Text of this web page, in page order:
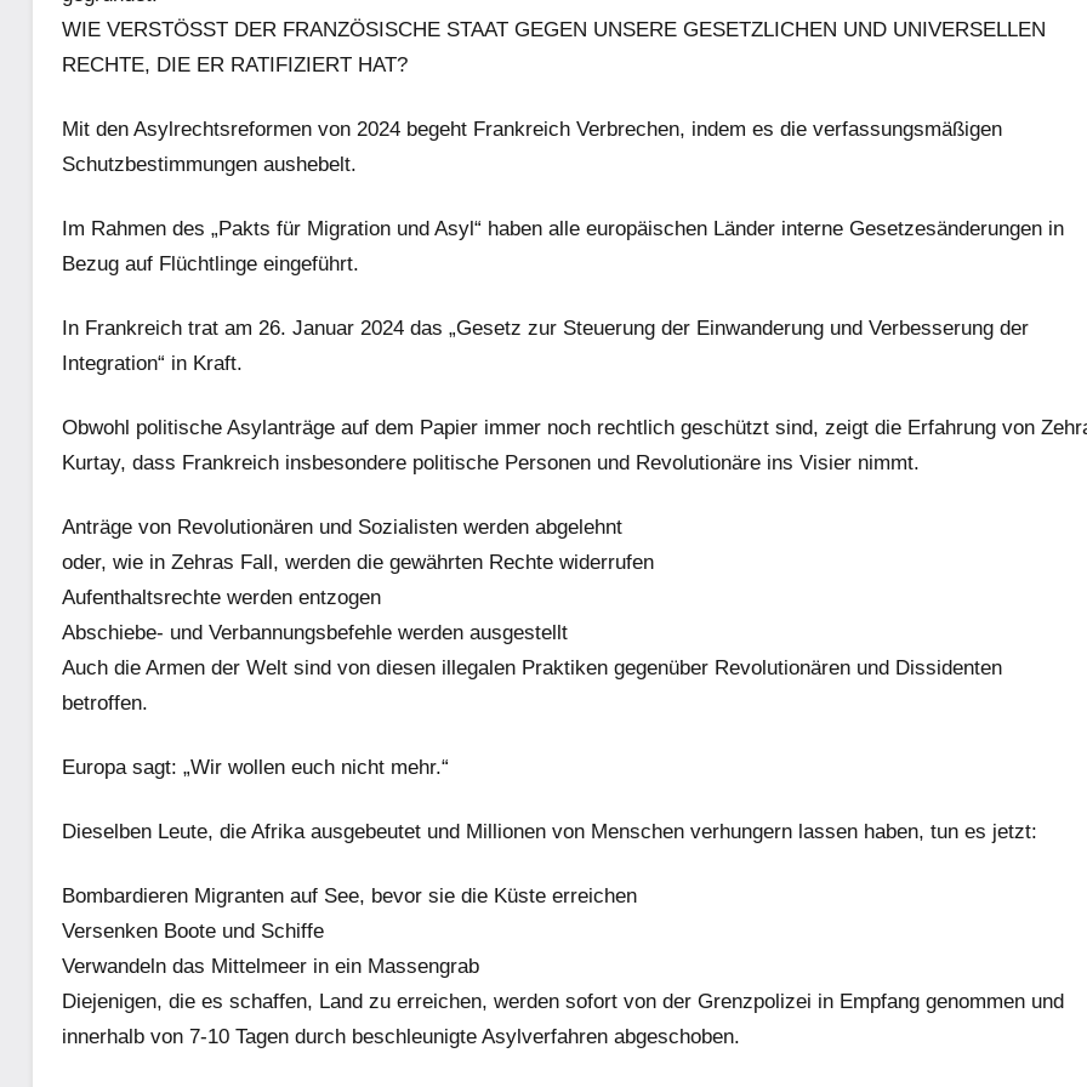
WIE VERSTÖSST DER FRANZÖSISCHE STAAT GEGEN UNSERE GESETZLICHEN UND UNIVERSELLEN
RECHTE, DIE ER RATIFIZIERT HAT?
Mit den Asylrechtsreformen von 2024 begeht Frankreich Verbrechen, indem es die verfassungsmäßigen
Schutzbestimmungen aushebelt.
Im Rahmen des „Pakts für Migration und Asyl“ haben alle europäischen Länder interne Gesetzesänderungen in
Bezug auf Flüchtlinge eingeführt.
In Frankreich trat am 26. Januar 2024 das „Gesetz zur Steuerung der Einwanderung und Verbesserung der
Integration“ in Kraft.
Obwohl politische Asylanträge auf dem Papier immer noch rechtlich geschützt sind, zeigt die Erfahrung von
Kurtay, dass Frankreich insbesondere politische Personen und Revolutionäre ins Visier nimmt.
Anträge von Revolutionären und Sozialisten werden abgelehnt
oder, wie in Zehras Fall, werden die gewährten Rechte widerrufen
Aufenthaltsrechte werden entzogen
Abschiebe- und Verbannungsbefehle werden ausgestellt
Auch die Armen der Welt sind von diesen illegalen Praktiken gegenüber Revolutionären und Dissidenten
betroffen.
Europa sagt: „Wir wollen euch nicht mehr.“
Dieselben Leute, die Afrika ausgebeutet und Millionen von Menschen verhungern lassen haben, tun es jetzt:
Bombardieren Migranten auf See, bevor sie die Küste erreichen
Versenken Boote und Schiffe
Verwandeln das Mittelmeer in ein Massengrab
Diejenigen, die es schaffen, Land zu erreichen, werden sofort von der Grenzpolizei in Empfang genommen und
innerhalb von 7-10 Tagen durch beschleunigte Asylverfahren abgeschoben.